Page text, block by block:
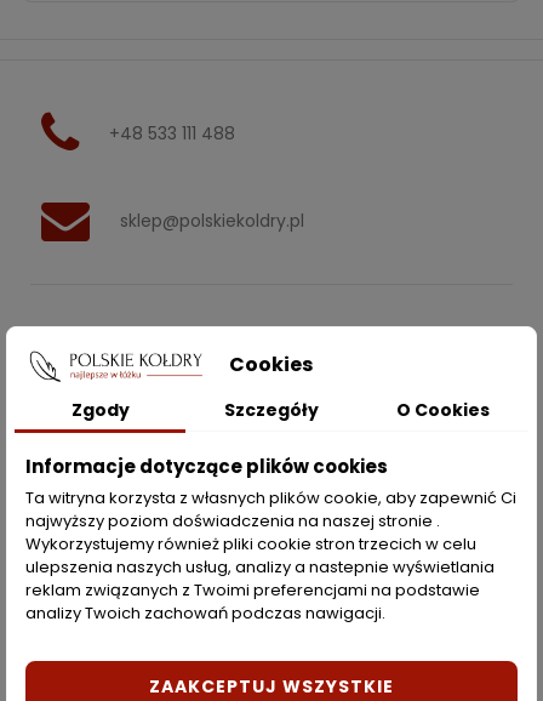
+48 533 111 488
sklep@polskiekoldry.pl
INFORMACJE 
ZAKUPY
Moje konto
Opcje dostawy
Metody płatności
Zwroty i reklamacje
Cookies
Zgody Szczegóły O Cookies
Informacje dotyczące plików cookies
Ta witryna korzysta z własnych plików cookie, aby zapewnić Ci
najwyższy poziom doświadczenia na naszej stronie .
Wykorzystujemy również pliki cookie stron trzecich w celu
ulepszenia naszych usług, analizy a nastepnie wyświetlania
reklam związanych z Twoimi preferencjami na podstawie
analizy Twoich zachowań podczas nawigacji.
ZAAKCEPTUJ WSZYSTKIE